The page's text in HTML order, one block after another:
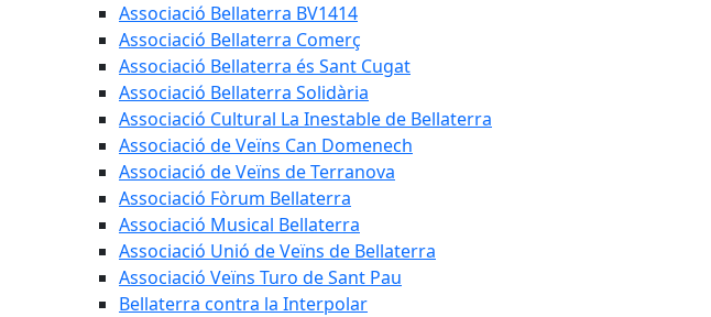
Associació Bellaterra BV1414
Associació Bellaterra Comerç
Associació Bellaterra és Sant Cugat
Associació Bellaterra Solidària
Associació Cultural La Inestable de Bellaterra
Associació de Veïns Can Domenech
Associació de Veïns de Terranova
Associació Fòrum Bellaterra
Associació Musical Bellaterra
Associació Unió de Veïns de Bellaterra
Associació Veïns Turo de Sant Pau
Bellaterra contra la Interpolar